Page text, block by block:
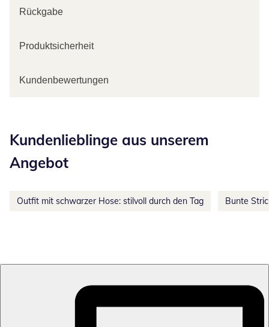
Rückgabe
Produktsicherheit
Kundenbewertungen
Kundenlieblinge aus unserem
Angebot
Outfit mit schwarzer Hose: stilvoll durch den Tag Bunte